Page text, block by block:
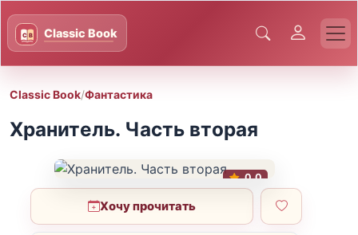
Classic Book/Фантастика
Хранитель. Часть вторая
0.0
Хочу прочитать